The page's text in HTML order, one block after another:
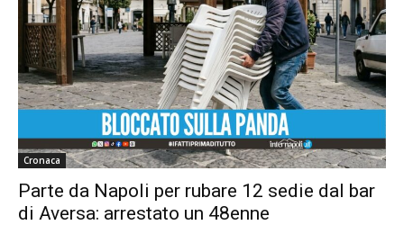
Cronaca
Parte da Napoli per rubare 12 sedie dal bar
di Aversa: arrestato un 48enne